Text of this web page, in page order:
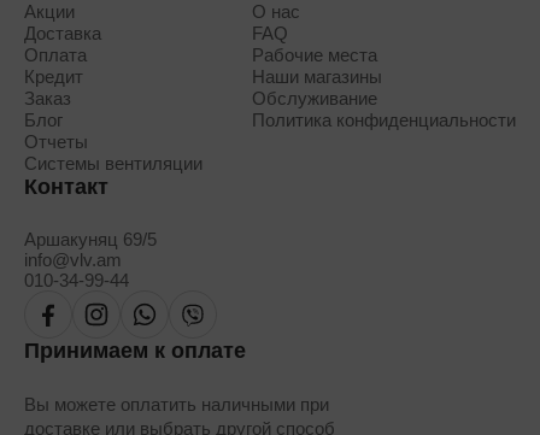
Акции
Доставка
Оплата
Кредит
Заказ
Блог
Отчеты
Системы вентиляции
О нас
FAQ
Рабочие места
Наши магазины
Обслуживание
Политика конфиденциальности
Контакт
Аршакуняц 69/5
info@vlv.am
010-34-99-44
Принимаем к оплате
Вы можете оплатить наличными при
доставке или выбрать другой способ